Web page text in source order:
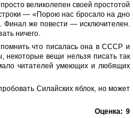
великолепен своей простотой
— «Порою нас бросало на дно
же повести — исключителен.
ничего.
помнить что писалась она в СССР и
некоторые вещи нельзя писать так
читателей умеющих и любящих
Силайских яблок, но может
Оценка: 9